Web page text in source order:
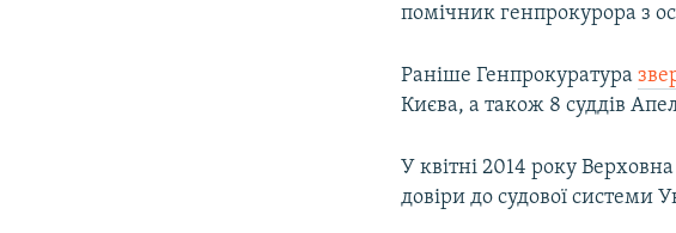
помічник генпрокурора з
Раніше Генпрокуратура
Києва, а також 8 суддів
У квітні 2014 року
довіри до судової системи